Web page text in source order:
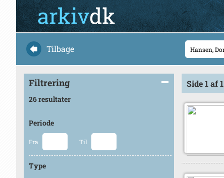
Tilbage
Filtrering
26 resultater
Periode
Fra Til
Type
Side 1 af 1